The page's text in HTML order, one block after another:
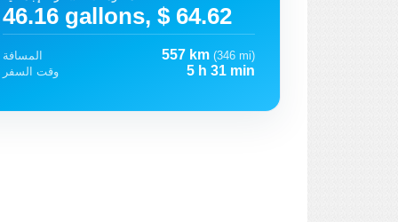
46.16 gallons, $ 64.62
المسافة 557 km (346 mi)
وقت السفر
5 h 31 min